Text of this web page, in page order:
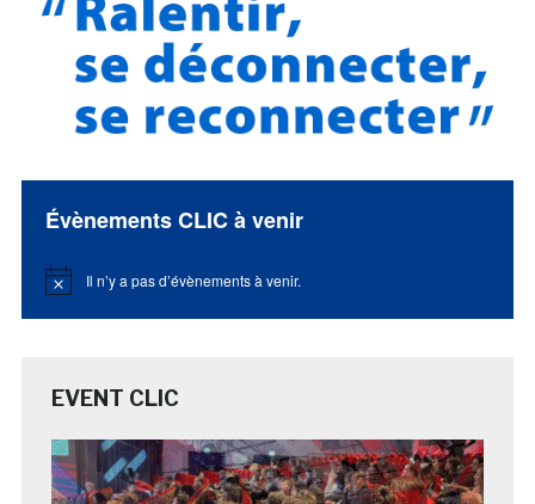
Évènements CLIC à venir
Notice Il n’y a pas d’évènements à venir.
EVENT CLIC